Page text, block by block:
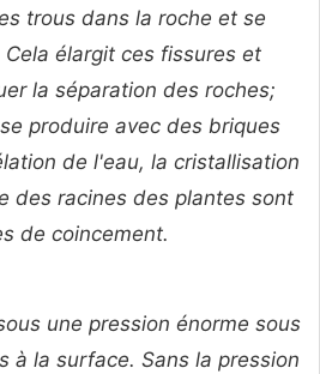
trous dans la roche et se
élargit ces fissures et
la séparation des roches;
produire avec des briques
de l'eau, la cristallisation
des racines des plantes sont
de coincement.
une pression énorme sous
à la surface. Sans la pression